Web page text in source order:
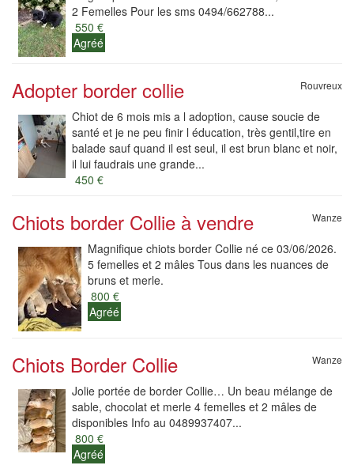
2 Femelles Pour les sms 0494/662788...
550 €
Agréé
Adopter border collie Rouvreux
Chiot de 6 mois mis a l adoption, cause soucie de
santé et je ne peu finir l éducation, très gentil,tire en
balade sauf quand il est seul, il est brun blanc et noir,
il lui faudrais une grande...
450 €
Chiots border Collie à vendre Wanze
Magnifique chiots border Collie né ce 03/06/2026.
5 femelles et 2 mâles Tous dans les nuances de
bruns et merle.
800 €
Agréé
Chiots Border Collie Wanze
Jolie portée de border Collie… Un beau mélange de
sable, chocolat et merle 4 femelles et 2 mâles de
disponibles Info au 0489937407...
800 €
Agréé